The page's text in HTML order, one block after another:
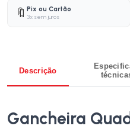
🔖 Pix ou Cartão
3x sem juros
Descrição
Gancheira